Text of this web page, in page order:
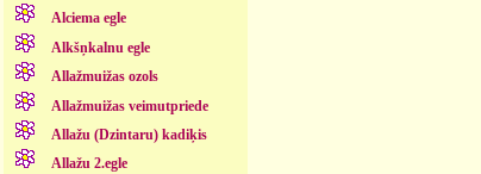
Alciema egle
Alkšņkalnu egle
Allažmuižas ozols
Allažmuižas veimutpriede
Allažu (Dzintaru) kadiķis
Allažu 2.egle